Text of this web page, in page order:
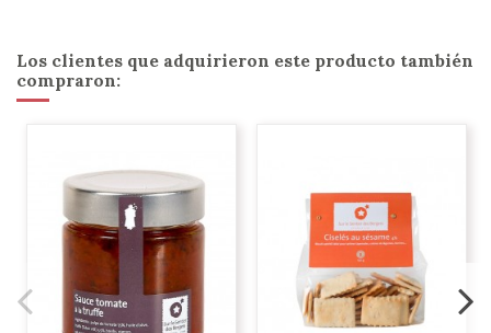
Los clientes que adquirieron este producto también
compraron: